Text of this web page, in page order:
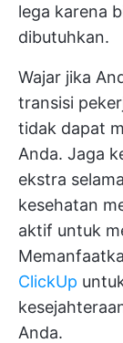
lega karena
dibutuhkan.
Wajar jika
transisi
tidak dapat
Anda. Jaga
ekstra
kesehatan
aktif untuk
ClickUp
Anda.